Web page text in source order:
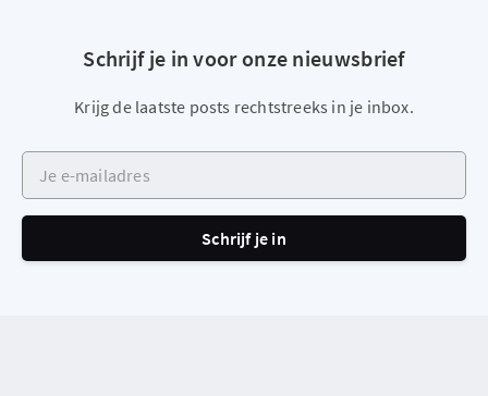
Schrijf je in voor onze nieuwsbrief
Krijg de laatste posts rechtstreeks in je inbox.
Je e-mailadres
Schrijf je in